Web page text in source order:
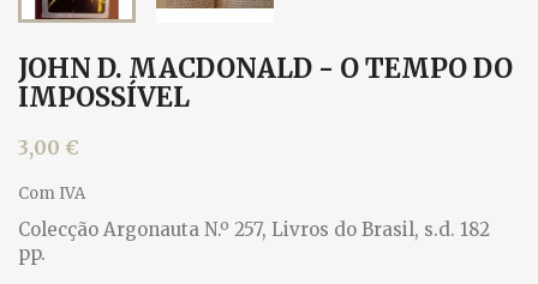
JOHN D. MACDONALD - O TEMPO DO
IMPOSSÍVEL
3,00 €
Com IVA
Colecção Argonauta N.º 257, Livros do Brasil, s.d. 182
pp.